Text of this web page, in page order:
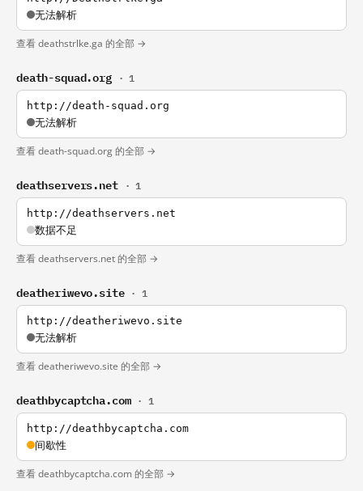
无法解析
查看 deathstrlke.ga 的全部 →
death-squad.org · 1
http://death-squad.org
无法解析
查看 death-squad.org 的全部 →
deathservers.net · 1
http://deathservers.net
数据不足
查看 deathservers.net 的全部 →
deatheriwevo.site · 1
http://deatheriwevo.site
无法解析
查看 deatheriwevo.site 的全部 →
deathbycaptcha.com · 1
http://deathbycaptcha.com
间歇性
查看 deathbycaptcha.com 的全部 →